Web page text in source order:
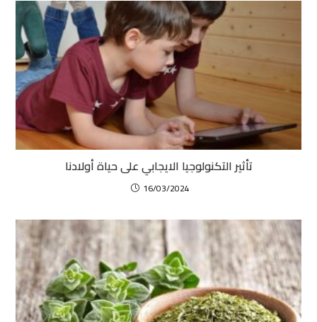
تأثير التكنولوجيا الايجابي على حياة أولادنا
16/03/2024